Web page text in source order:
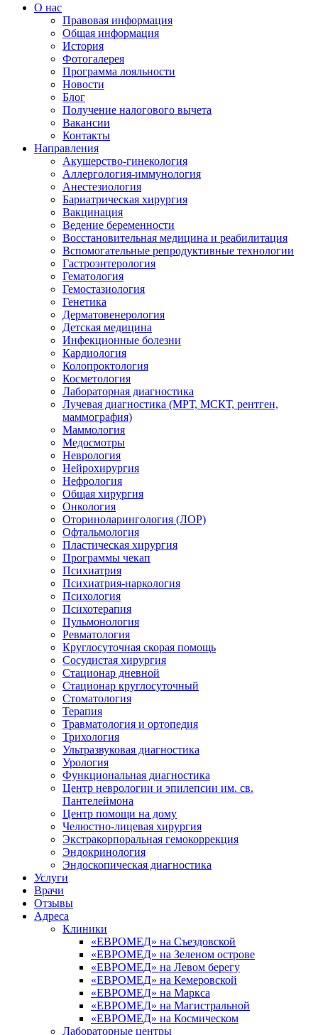
О нас
Правовая информация
Общая информация
История
Фотогалерея
Программа лояльности
Новости
Блог
Получение налогового вычета
Вакансии
Контакты
Направления
Акушерство-гинекология
Аллергология-иммунология
Анестезиология
Бариатрическая хирургия
Вакцинация
Ведение беременности
Восстановительная медицина и реабилитация
Вспомогательные репродуктивные технологии
Гастроэнтерология
Гематология
Гемостазиология
Генетика
Дерматовенерология
Детская медицина
Инфекционные болезни
Кардиология
Колопроктология
Косметология
Лабораторная диагностика
Лучевая диагностика (МРТ, МСКТ, рентген,
маммография)
Маммология
Медосмотры
Неврология
Нейрохирургия
Нефрология
Общая хирургия
Онкология
Оториноларингология (ЛОР)
Офтальмология
Пластическая хирургия
Программы чекап
Психиатрия
Психиатрия-наркология
Психология
Психотерапия
Пульмонология
Ревматология
Круглосуточная скорая помощь
Сосудистая хирургия
Стационар дневной
Стационар круглосуточный
Стоматология
Терапия
Травматология и ортопедия
Трихология
Ультразвуковая диагностика
Урология
Функциональная диагностика
Центр неврологии и эпилепсии им. св.
Пантелеймона
Центр помощи на дому
Челюстно-лицевая хирургия
Экстракорпоральная гемокоррекция
Эндокринология
Эндоскопическая диагностика
Услуги
Врачи
Отзывы
Адреса
Клиники
«ЕВРОМЕД» на Съездовской
«ЕВРОМЕД» на Зеленом острове
«ЕВРОМЕД» на Левом берегу
«ЕВРОМЕД» на Кемеровской
«ЕВРОМЕД» на Маркса
«ЕВРОМЕД» на Магистральной
«ЕВРОМЕД» на Космическом
Лабораторные центры